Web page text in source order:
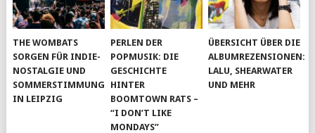
THE WOMBATS
SORGEN FÜR INDIE-
NOSTALGIE UND
SOMMERSTIMMUNG
IN LEIPZIG
PERLEN DER
POPMUSIK: DIE
GESCHICHTE
HINTER
BOOMTOWN RATS –
“I DON’T LIKE
MONDAYS”
ÜBERSICHT ÜBER DIE
ALBUMREZENSIONEN:
LALU, SHEARWATER
UND MEHR